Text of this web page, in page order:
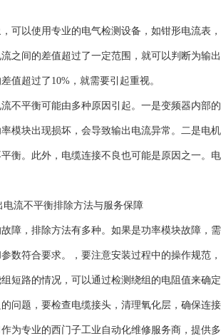
可以使用专业的电气检测设备，如钳形电流表
之间的差值超过了一定范围，就可以判断为输
值超过了10%，就需要引起重视。
不平衡可能由多种原因引起。一是变频器内部
模块出现损坏，会导致输出电流异常。二是电
衡。此外，电缆连接不良也可能是原因之一。
电流不平衡排除方法与服务保障
障，排除方法有多种。如果是功率模块故障，
数符合要求。，要注意安装过程中的操作规范
短路的情况，可以通过检测绕组的电阻值来确
问题，要检查电缆接头，清理氧化层，确保连
为专业的西门子工业自动化维修服务商，提供